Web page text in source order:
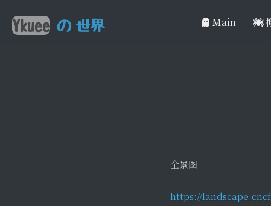
Ykuee の 世界 Main
全景图
https://